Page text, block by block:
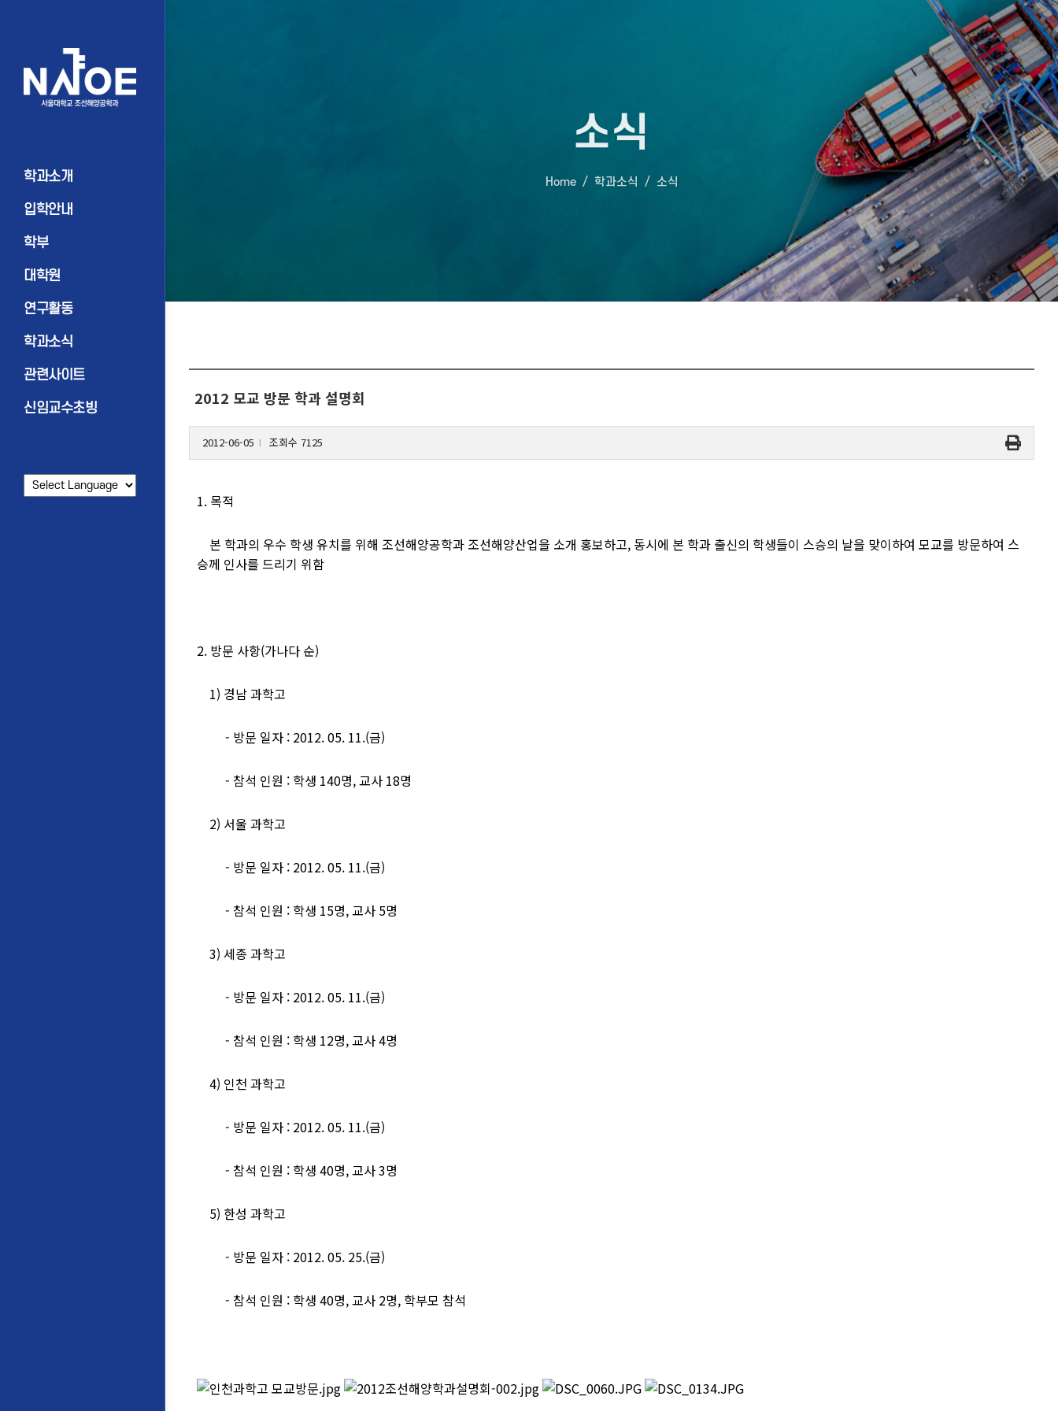
학과소개
입학안내
학부
대학원
연구활동
학과소식
관련사이트
신임교수초빙
소식
Home 학과소식 소식
2012 모교 방문 학과 설명회
2012-06-05 조회수 7125
1. 목적
본 학과의 우수 학생 유치를 위해 조선해양공학과 조선해양산업을 소개 홍보하고, 동시에 본 학과 출신의 학생들이 스승의 날을 맞이하여 모교를 방문하여 스
승께 인사를 드리기 위함
2. 방문 사항(가나다 순)
1) 경남 과학고
- 방문 일자 : 2012. 05. 11.(금)
- 참석 인원 : 학생 140명, 교사 18명
2) 서울 과학고
- 방문 일자 : 2012. 05. 11.(금)
- 참석 인원 : 학생 15명, 교사 5명
3) 세종 과학고
- 방문 일자 : 2012. 05. 11.(금)
- 참석 인원 : 학생 12명, 교사 4명
4) 인천 과학고
- 방문 일자 : 2012. 05. 11.(금)
- 참석 인원 : 학생 40명, 교사 3명
5) 한성 과학고
- 방문 일자 : 2012. 05. 25.(금)
- 참석 인원 : 학생 40명, 교사 2명, 학부모 참석